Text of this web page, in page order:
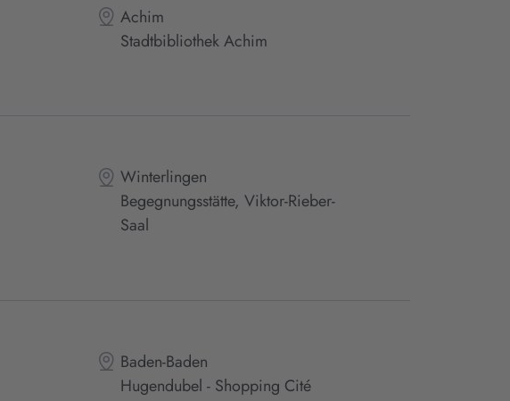
Achim
Stadtbibliothek Achim
Winterlingen
Begegnungsstätte, Viktor-Rieber-
Saal
Baden-Baden
Hugendubel - Shopping Cité